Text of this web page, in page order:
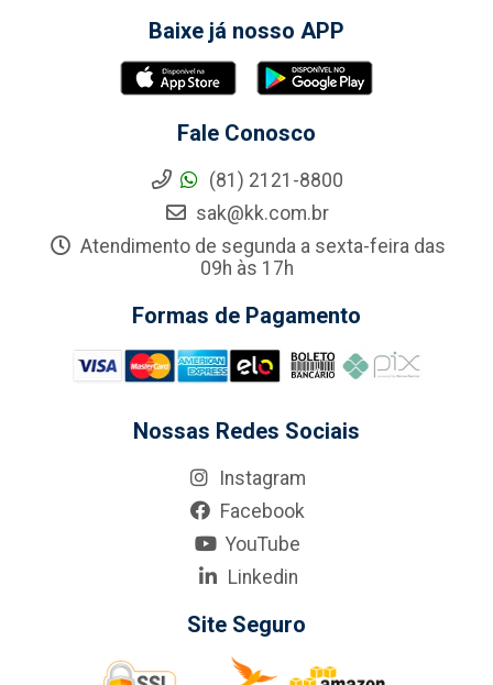
Baixe já nosso APP
Fale Conosco
(81) 2121-8800
sak@kk.com.br
Atendimento de segunda a sexta-feira das
09h às 17h
Formas de Pagamento
Nossas Redes Sociais
Instagram
Facebook
YouTube
Linkedin
Site Seguro